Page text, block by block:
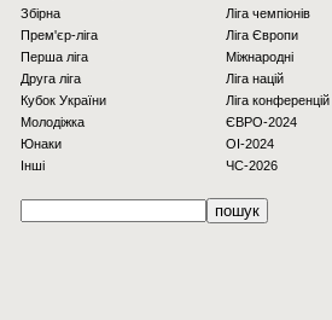
Збірна
Прем'єр-ліга
Перша ліга
Друга ліга
Кубок України
Молодіжка
Юнаки
Інші
Ліга чемпіонів
Ліга Європи
Міжнародні
Ліга націй
Ліга конференцій
ЄВРО-2024
OI-2024
ЧС-2026